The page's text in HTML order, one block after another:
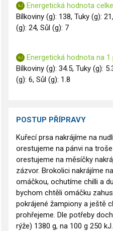
Energetická hodnota
Bílkoviny (g): 138, Tuky (g):
(g): 24, Sůl (g): 7
Energetická hodnota na 1
Bílkoviny (g): 34.5, Tuky (g):
(g): 6, Sůl (g): 1.8
POSTUP PŘÍPRAVY
Kuřecí prsa nakrájíme na
orestujeme na pánvi na
orestujeme na měsíčky
zázvor. Brokolici nakrájíme
omáčkou, ochutíme chilli a
bychom chtěli omáčku
pokrájené žampiony a ještě
prohřejeme. Dle potřeby
rýže) 1380 g, na 100 g 250